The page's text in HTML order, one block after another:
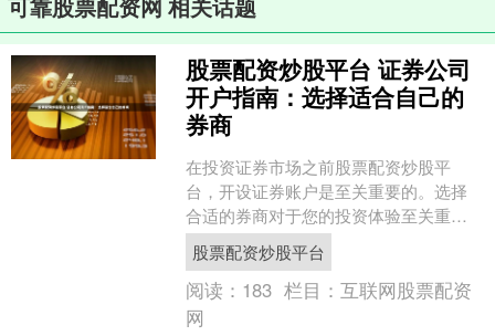
可靠股票配资网 相关话题
股票配资炒股平台 证券公司
开户指南：选择适合自己的
券商
在投资证券市场之前股票配资炒股平
台，开设证券账户是至关重要的。选择
合适的券商对于您的投资体验至关重
要。以下是选择券商时的几个关键因
素： 配资投资具有高收益的潜力....
股票配资炒股平台
阅读： 183 栏目：互联网股票配资
网